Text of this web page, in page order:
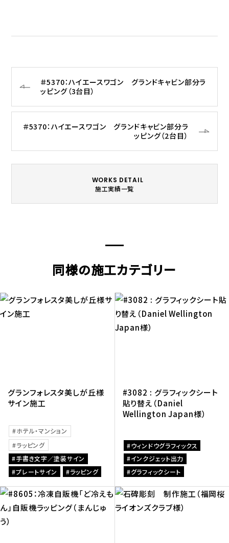
＃5370：ハイエースワゴン グランドキャビン部分ラ
ッピング（3台目）
＃5370：ハイエースワゴン グランドキャビン部分ラ
ッピング（2台目）
WORKS DETAIL
施工実績一覧
同様の施工カテゴリー
グランフォレスタ美しが丘様
サイン施工
ホテル・マンション
ラッピング
手書き文字／塗装サイン
プレートサイン
ラッピング
#3082 : グラフィックシート
貼り替え（Daniel
Wellington Japan様）
ウィンドウグラフィックス
インクジェット出力
グラフィックシート